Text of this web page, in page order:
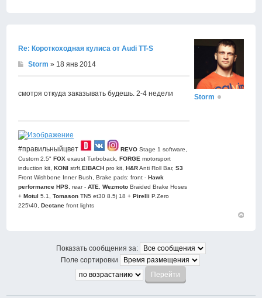
Re: Короткоходная кулиса от Audi TT-S
Storm » 18 янв 2014
смотря откуда заказывать будешь. 2-4 недели
#правильныйцвет REVO Stage 1 software,
Custom 2.5" FOX exaust Turboback, FORGE motorsport
induction kit, KONI str!t, EIBACH pro kit, H&RAnti Roll Bar,S3
Front Wishbone Inner Bush, Brake pads: front - Hawk
performance HPS, rear -АТЕ,Wezmoto Braided Brake Hoses
+ Motul 5.1,Tomason TN5 et30 8.5j 18 + Pirelli P.Zero
225\40, Dectane front lights
Storm
Показать сообщения за:
Поле сортировки